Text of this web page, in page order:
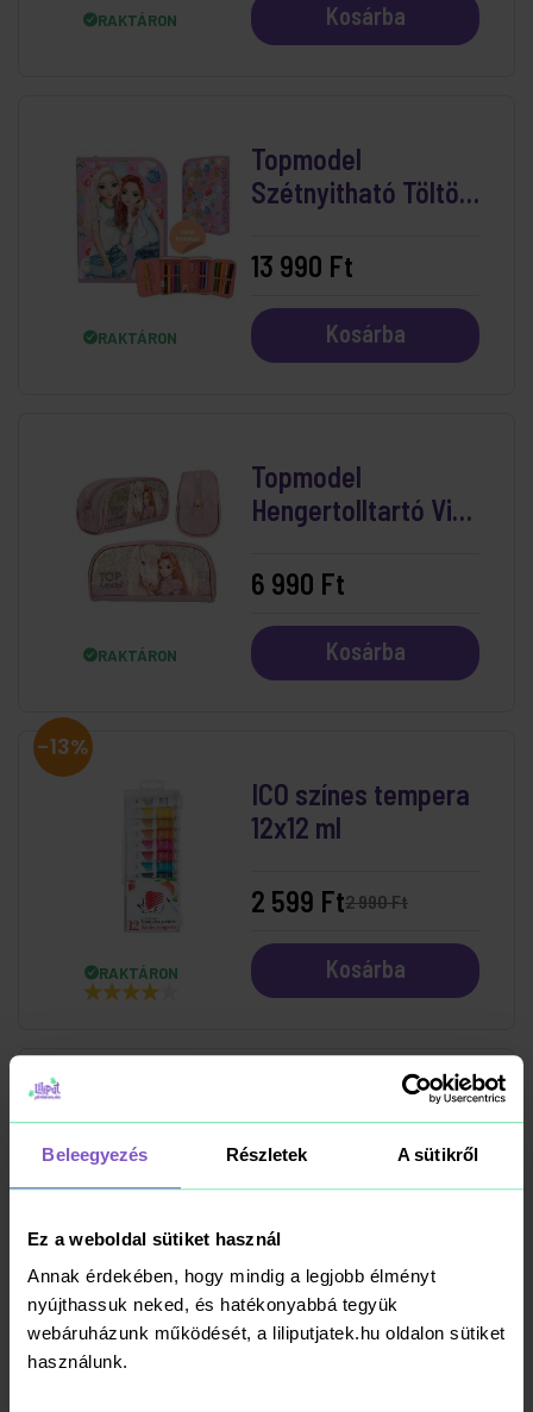
Beleegyezés Részletek A sütikről
Ez a weboldal sütiket használ
Annak érdekében, hogy mindig a legjobb élményt
nyújthassuk neked, és hatékonyabbá tegyük
webáruházunk működését, a liliputjatek.hu oldalon sütiket
használunk.
RAKTÁRON Kosárba
RAKTÁRON
Topmodel
Szétnyitható Töltött
13 990 Ft
Kosárba
RAKTÁRON
Topmodel
Hengertolltartó Viva
6 990 Ft
Kosárba
-13%
RAKTÁRON
ICO színes tempera
12x12 ml
2 990 Ft
2 599 Ft
Kosárba
RAKTÁRON
ICO Hegyezőgép
Kosárba